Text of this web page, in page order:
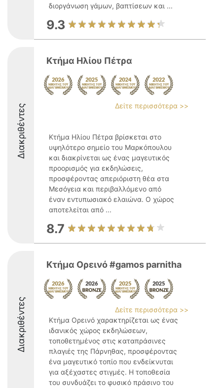
διοργάνωση γάμων, βαπτίσεων και ...
9.3
Διακριθέντες
Κτήμα Ηλίου Πέτρα
Δείτε περισσότερα >>
Κτήμα Ηλίου Πέτρα βρίσκεται στο
υψηλότερο σημείο του Μαρκόπουλου
και διακρίνεται ως ένας μαγευτικός
προορισμός για εκδηλώσεις,
προσφέροντας απεριόριστη θέα στα
Μεσόγεια και περιβαλλόμενο από
έναν εντυπωσιακό ελαιώνα. Ο χώρος
αποτελείται από ...
8.7
Διακριθέντες
Κτήμα Ορεινό #gamos parnitha
Δείτε περισσότερα >>
Κτήμα Ορεινό χαρακτηρίζεται ως ένας
ιδανικός χώρος εκδηλώσεων,
τοποθετημένος στις καταπράσινες
πλαγιές της Πάρνηθας, προσφέροντας
ένα μαγευτικό τοπίο που ενδείκνυται
για αξέχαστες στιγμές. Η τοποθεσία
του συνδυάζει το φυσικό πράσινο του